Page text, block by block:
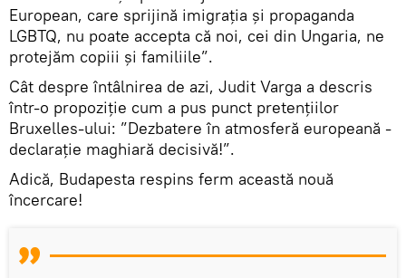
European, care sprijină imigrația și propaganda
LGBTQ, nu poate accepta că noi, cei din Ungaria, ne
protejăm copiii și familiile”.
Cât despre întâlnirea de azi, Judit Varga a descris
într-o propoziție cum a pus punct pretențiilor
Bruxelles-ului: ”Dezbatere în atmosferă europeană -
declarație maghiară decisivă!”.
Adică, Budapesta respins ferm această nouă
încercare!